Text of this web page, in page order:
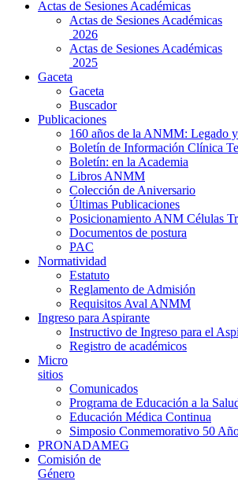
Actas de Sesiones Académicas
Actas de Sesiones Académicas
2026
Actas de Sesiones Académicas
2025
Gaceta
Gaceta
Buscador
Publicaciones
160 años de la ANMM: Legado
Boletín de Información Clínica
Boletín: en la Academia
Libros ANMM
Colección de Aniversario
Últimas Publicaciones
Posicionamiento ANM Células
Documentos de postura
PAC
Normatividad
Estatuto
Reglamento de Admisión
Requisitos Aval ANMM
Ingreso para Aspirante
Instructivo de Ingreso para el
Registro de académicos
Micro
sitios
Comunicados
Programa de Educación a la
Educación Médica Continua
Simposio Conmemorativo 50
PRONADAMEG
Comisión de
Género